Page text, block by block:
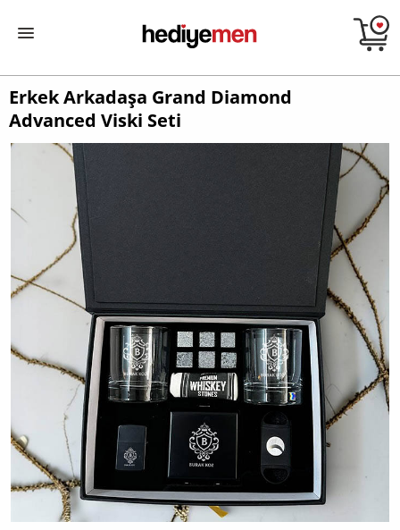
Erkek Arkadaşa Grand Diamond
Advanced Viski Seti